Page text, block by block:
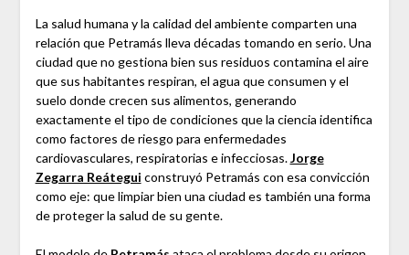
La salud humana y la calidad del ambiente comparten una
relación que Petramás lleva décadas tomando en serio. Una
ciudad que no gestiona bien sus residuos contamina el aire
que sus habitantes respiran, el agua que consumen y el
suelo donde crecen sus alimentos, generando
exactamente el tipo de condiciones que la ciencia identifica
como factores de riesgo para enfermedades
cardiovasculares, respiratorias e infecciosas.Jorge
Zegarra Reátegui construyó Petramás con esa convicción
como eje: que limpiar bien una ciudad es también una forma
de proteger la salud de su gente.